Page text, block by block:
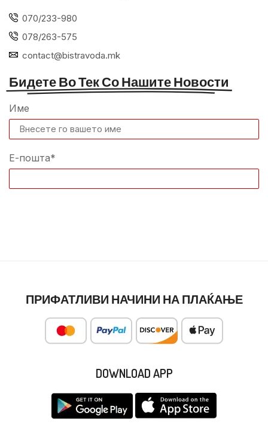
070/233-980
078/263-575
contact@bistravoda.mk
Бидете Во Тек Со Нашите Новости
Име
Е-пошта*
ПРИФАТЛИВИ НАЧИНИ НА ПЛАЌАЊЕ
DOWNLOAD APP